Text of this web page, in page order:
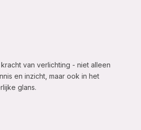
van verlichting - niet alleen
en inzicht, maar ook in het
glans.